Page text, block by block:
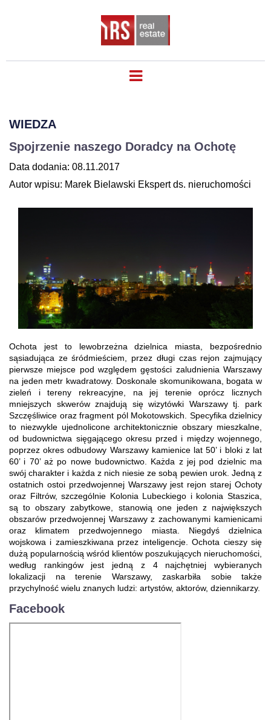
WIEDZA
Spojrzenie naszego Doradcy na Ochotę
Data dodania: 08.11.2017
Autor wpisu: Marek Bielawski Ekspert ds. nieruchomości
Ochota jest to lewobrzeżna dzielnica miasta, bezpośrednio
sąsiadująca ze śródmieściem, przez długi czas rejon zajmujący
pierwsze miejsce pod względem gęstości zaludnienia Warszawy
na jeden metr kwadratowy. Doskonale skomunikowana, bogata w
zieleń i tereny rekreacyjne, na jej terenie oprócz licznych
mniejszych skwerów znajdują się wizytówki Warszawy tj. park
Szczęśliwice oraz fragment pól Mokotowskich. Specyfika dzielnicy
to niezwykle ujednolicone architektonicznie obszary mieszkalne,
od budownictwa sięgającego okresu przed i między wojennego,
poprzez okres odbudowy Warszawy kamienice lat 50’ i bloki z lat
60’ i 70’ aż po nowe budownictwo. Każda z jej pod dzielnic ma
swój charakter i każda z nich niesie ze sobą pewien urok. Jedną z
ostatnich ostoi przedwojennej Warszawy jest rejon starej Ochoty
oraz Filtrów, szczególnie Kolonia Lubeckiego i kolonia Staszica,
są to obszary zabytkowe, stanowią one jeden z największych
obszarów przedwojennej Warszawy z zachowanymi kamienicami
oraz klimatem przedwojennego miasta. Niegdyś dzielnica
wojskowa i zamieszkiwana przez inteligencje. Ochota cieszy się
dużą popularnością wśród klientów poszukujących nieruchomości,
według rankingów jest jedną z 4 najchętniej wybieranych
lokalizacji na terenie Warszawy, zaskarbiła sobie także
przychylność wielu znanych ludzi: artystów, aktorów, dziennikarzy.
Facebook